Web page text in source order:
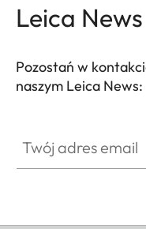
Leica News
Pozostań w
naszym Leica News: